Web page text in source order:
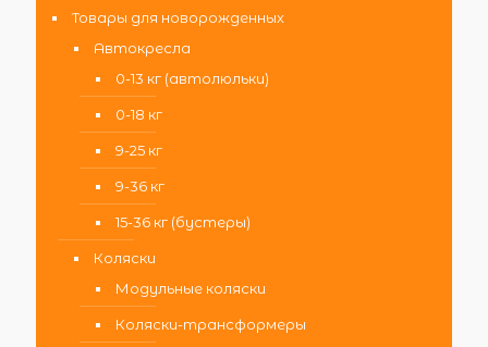
Товары для новорожденных
Автокресла
0-13 кг (автолюльки)
0-18 кг
9-25 кг
9-36 кг
15-36 кг (бустеры)
Коляски
Модульные коляски
Коляски-трансформеры